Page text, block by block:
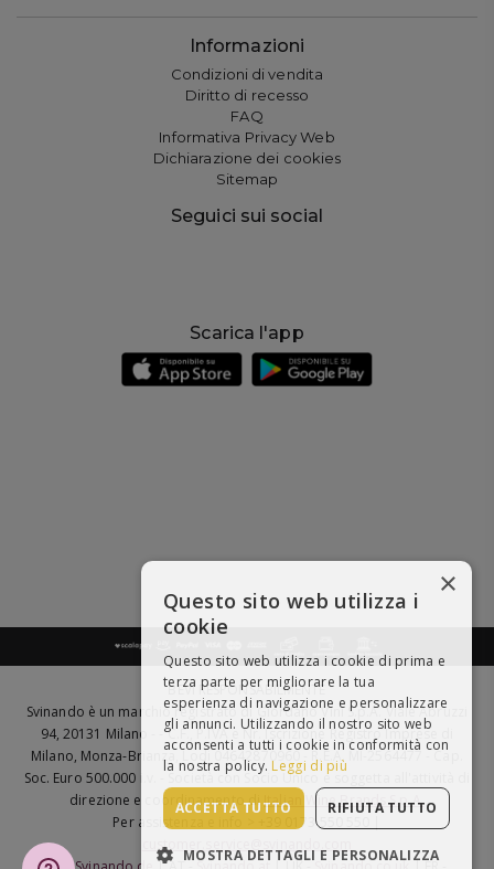
Informazioni
Condizioni di vendita
Diritto di recesso
FAQ
Informativa Privacy Web
Dichiarazione dei cookies
Sitemap
Seguici sui social
Scarica l'app
BEVI RESPONSABILMENTE
Svinando è un marchio registrato di Giordano Vini S.p.A. Viale Abruzzi
94, 20131 Milano - - C.F., P.IVA e Nr. Iscrizione Registro Imprese di
Milano, Monza-Brianza, Lodi 04642870960 - R.E.A. MI-2564477 - Cap.
Soc. Euro 500.000 i.v. - Società con Socio Unico e soggetta all'attività di
direzione e coordinamento diItalian Wine Brands S.p.A.
Per assistenza e info > +39 0173 550 550 |
customer.service@svinando.com
×
Questo sito web utilizza i
cookie
Questo sito web utilizza i cookie di prima e
terza parte per migliorare la tua
esperienza di navigazione e personalizzare
gli annunci. Utilizzando il nostro sito web
acconsenti a tutti i cookie in conformità con
la nostra policy. Leggi di più
ACCETTA TUTTO RIFIUTA TUTTO
MOSTRA DETTAGLI E PERSONALIZZA